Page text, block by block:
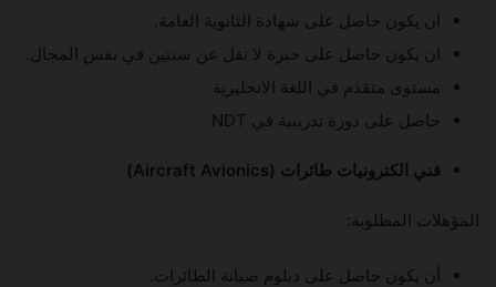
ان يكون حاصل على شهادة الثانوية العامة.
ان يكون حاصل على خبرة لا تقل عن سنتين في نفس المجال.
مستوى متقدم في اللغة الانجليزية
حاصل على دورة تدريبية في NDT
فني الكترونيات طائرات (Aircraft Avionics)
المؤهلات المطلوبة:
أن يكون حاصل على دبلوم صيانة الطائرات.